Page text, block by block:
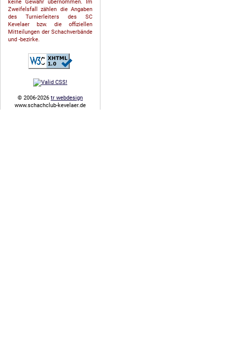
keine Gewähr übernommen. Im
Zweifelsfall zählen die Angaben
des Turnierleiters des SC
Kevelaer bzw. die offiziellen
Mitteilungen der Schach­ver­bände
und -bezirke.
© 2006-2026 tr webdesign
www.schachclub-kevelaer.de